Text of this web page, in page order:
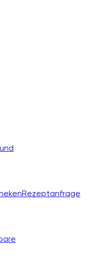
Rezeptanfrage